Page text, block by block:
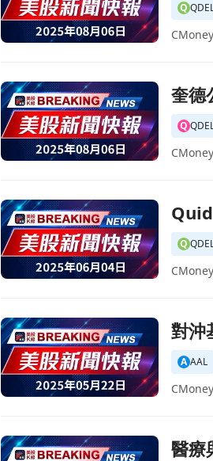
Q
前往奎德公司第二季財報：每股收益
奎德
Q
前往QuidelOrtho 宣佈終止 Savanna
Q
前往對沖基金最擁擠的股票曝光！這
對沖
A AAL
前往醫療與娛樂股遭降評！QDEL、
醫療